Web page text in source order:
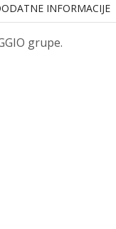
INFORMACIJE
grupe.